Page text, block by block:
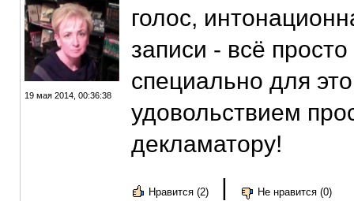
19 мая 2014, 00:36:38
голос,
записи - всё
специально для
удовольствием
декламатору!
Нравится (2) | Не нравится (0)